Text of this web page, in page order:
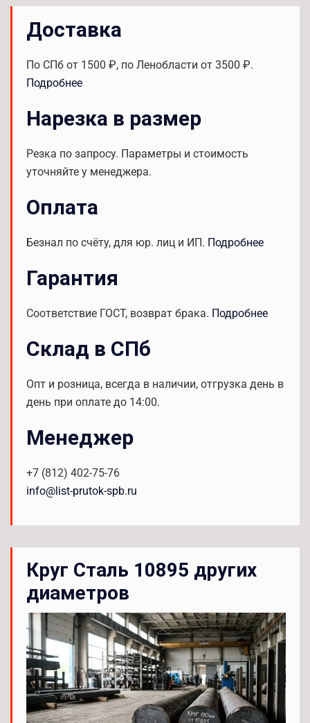
Доставка
По СПб от 1500 ₽, по Ленобласти от 3500 ₽.
Подробнее
Нарезка в размер
Резка по запросу. Параметры и стоимость
уточняйте у менеджера.
Оплата
Безнал по счёту, для юр. лиц и ИП. Подробнее
Гарантия
Соответствие ГОСТ, возврат брака. Подробнее
Склад в СПб
Опт и розница, всегда в наличии, отгрузка день в
день при оплате до 14:00.
Менеджер
+7 (812) 402-75-76
info@list-prutok-spb.ru
Круг Сталь 10895 других
диаметров